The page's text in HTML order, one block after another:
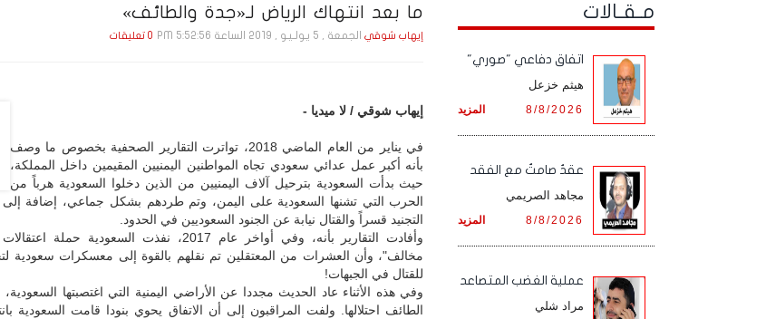
ما بعد انتهاك الرياض لـ«جدة والطائف»
إيهاب شوقيالجمعة , 5 يـولـيـو , 2019 الساعة 5:52:56 PM 0 تعليقات
إيهاب شوقي / لا ميديا -
في يناير من العام الماضي 2018، تواترت التقارير الصحفية بخصوص ما وصف
بأنه أكبر عمل عدائي سعودي تجاه المواطنين اليمنيين المقيمين داخل المملكة،
حيث بدأت السعودية بترحيل آلاف اليمنيين من الذين دخلوا السعودية هرباً من
الحرب التي تشنها السعودية على اليمن، وتم طردهم بشكل جماعي، إضافة إلى
التجنيد قسراً والقتال نيابة عن الجنود السعوديين في الحدود.
وأفادت التقارير بأنه، وفي أواخر عام 2017، نفذت
مخالف"، وأن العشرات من المعتقلين تم نقلهم بالقوة إلى معسكرات سعودية
للقتال في الجبهات!
وفي هذه الأثناء عاد الحديث مجددا عن الأراضي اليمنية التي اغتصبتها
الطائف احتلالها. ولفت المراقبون إلى أن الاتفاق يحوي بنودا قامت السعودية
مـقـالات
اتفاق دفاعي "صوري"
هيثم خزعل
المزيد 8/8/2026
عقدٌ صامتٌ مع الفقد
مجاهد الصريمي
المزيد 8/8/2026
‏عملية الغضب المتصاعد
مراد شلي